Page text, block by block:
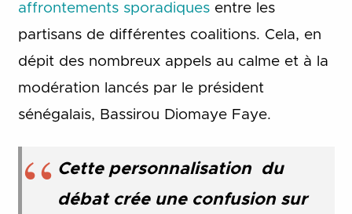
affrontements sporadiquesentre les
partisans de différentes coalitions. Cela, en
dépit des nombreux appels au calme et à la
modération lancés par le président
sénégalais, Bassirou Diomaye Faye.
Cette personnalisation du
débat crée une confusion sur